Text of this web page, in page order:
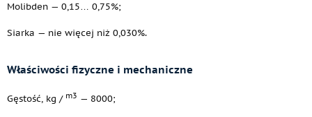
Molibden — 0,15… 0,75%;
Siarka — nie więcej niż 0,030%.
Właściwości fizyczne i mechaniczne
Gęstość, kg / m3 — 8000;